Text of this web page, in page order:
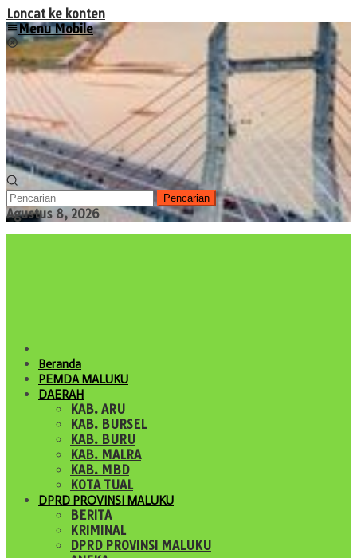
Loncat ke konten
Menu Mobile
Pencarian
Agustus 8, 2026
Beranda
PEMDA MALUKU
DAERAH
KAB. ARU
KAB. BURSEL
KAB. BURU
KAB. MALRA
KAB. MBD
KOTA TUAL
DPRD PROVINSI MALUKU
BERITA
KRIMINAL
DPRD PROVINSI MALUKU